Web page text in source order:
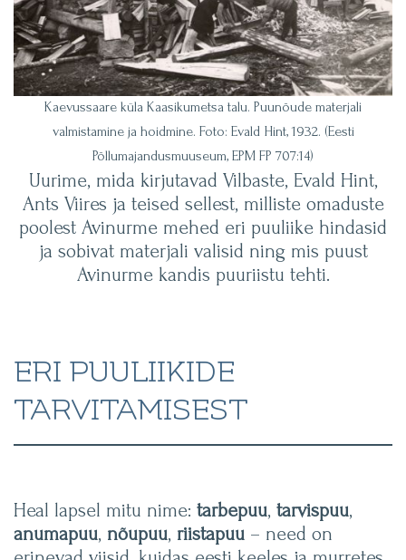
Kaevussaare küla Kaasikumetsa talu. Puunõude materjali
valmistamine ja hoidmine. Foto: Evald Hint, 1932. (Eesti
Põllumajandusmuuseum, EPM FP 707:14)
Uurime, mida kirjutavad Vilbaste, Evald Hint,
Ants Viires ja teised sellest, milliste omaduste
poolest Avinurme mehed eri puuliike hindasid
ja sobivat materjali valisid ning mis puust
Avinurme kandis puuriistu tehti.
ERI PUULIIKIDE
TARVITAMISEST
Heal lapsel mitu nime: tarbepuu, tarvispuu,
anumapuu, nõupuu, riistapuu – need on